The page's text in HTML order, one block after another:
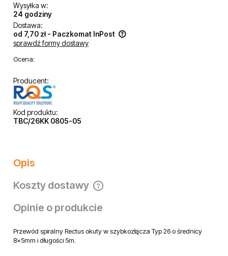
Wysyłka w:
24 godziny
Dostawa:
od 7,70 zł - Paczkomat InPost
Cena nie zawiera ewentualnych kosztów płatności
sprawdź formy dostawy
Ocena:
Producent:
Kod produktu:
TBC/26KK 0805-05
Opis
Koszty dostawy
Cena nie zawiera ewentualnych kosztów płatności
Opinie o produkcie
Przewód spiralny Rectus okuty w szybkozłącza Typ 26 o średnicy
8x5mm i długości 5m.